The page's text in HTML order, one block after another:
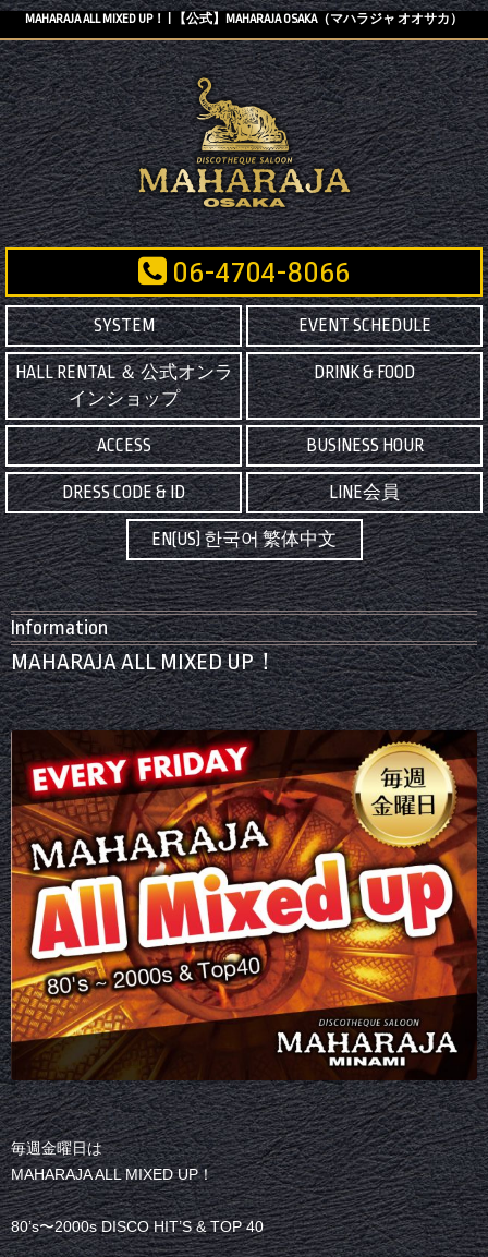
MAHARAJA ALL MIXED UP！ | 【公式】MAHARAJA OSAKA（マハラジャ オオサカ）
06-4704-8066
SYSTEM EVENT SCHEDULE
HALL RENTAL ＆ 公式オンラ
インショップ
DRINK & FOOD
ACCESS BUSINESS HOUR
DRESS CODE & ID LINE会員
EN(US) 한국어 繁体中文
Information
MAHARAJA ALL MIXED UP！
毎週金曜日は
MAHARAJA ALL MIXED UP！
80’s〜2000s DISCO HIT’S & TOP 40